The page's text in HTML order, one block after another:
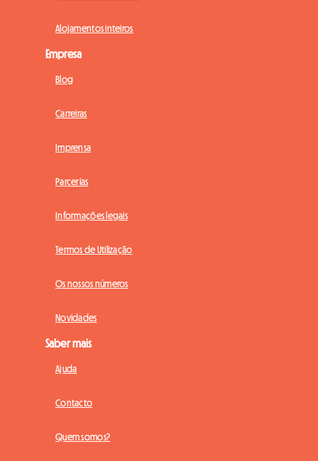
Alojamentos inteiros
Empresa
Blog
Carreiras
Imprensa
Parcerias
Informações legais
Termos de Utilização
Os nossos números
Novidades
Saber mais
Ajuda
Contacto
Quem somos?